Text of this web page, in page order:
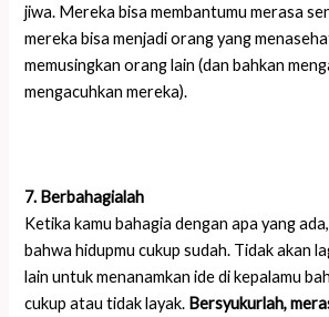
jiwa. Mereka bisa membantumu merasa
mereka bisa menjadi orang yang
memusingkan orang lain (dan bahkan
mengacuhkan mereka).
7. Berbahagialah
Ketika kamu bahagia dengan apa yang
bahwa hidupmu cukup sudah. Tidak akan
lain untuk menanamkan ide di kepalamu
cukup atau tidak layak. Bersyukurlah,